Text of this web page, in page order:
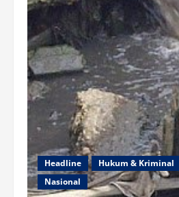
Headline Hukum & Kriminal
Nasional